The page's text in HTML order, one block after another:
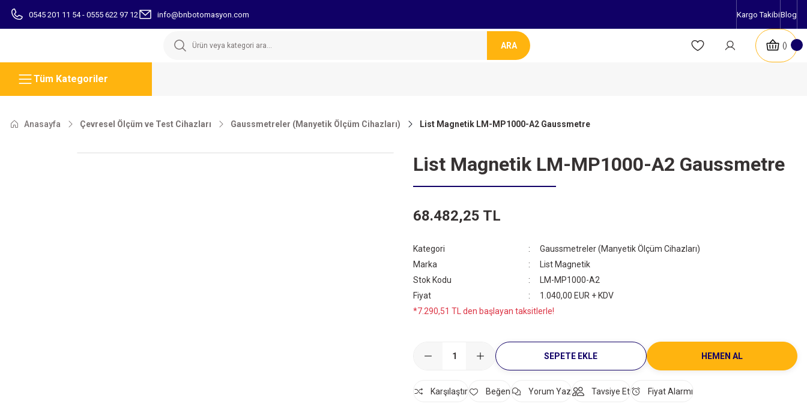
0545 201 11 54 - 0555 622 97 12 info@bnbotomasyon.com Kargo TakibiBlog
ARA
Tüm Kategoriler
Anasayfa Çevresel Ölçüm ve Test Cihazları Gaussmetreler (Manyetik Ölçüm Cihazları) List Magnetik LM-MP1000-A2 Gaussmetre
List Magnetik LM-MP1000-A2 Gaussmetre
68.482,25 TL
Kategori
Gaussmetreler (Manyetik Ölçüm Cihazları)
Marka
List Magnetik
Stok Kodu
LM-MP1000-A2
Fiyat
1.040,00 EUR + KDV
*7.290,51 TL den başlayan taksitlerle!
SEPETE EKLE HEMEN AL
Karşılaştır Yorum Yaz Tavsiye Et Fiyat Alarmı